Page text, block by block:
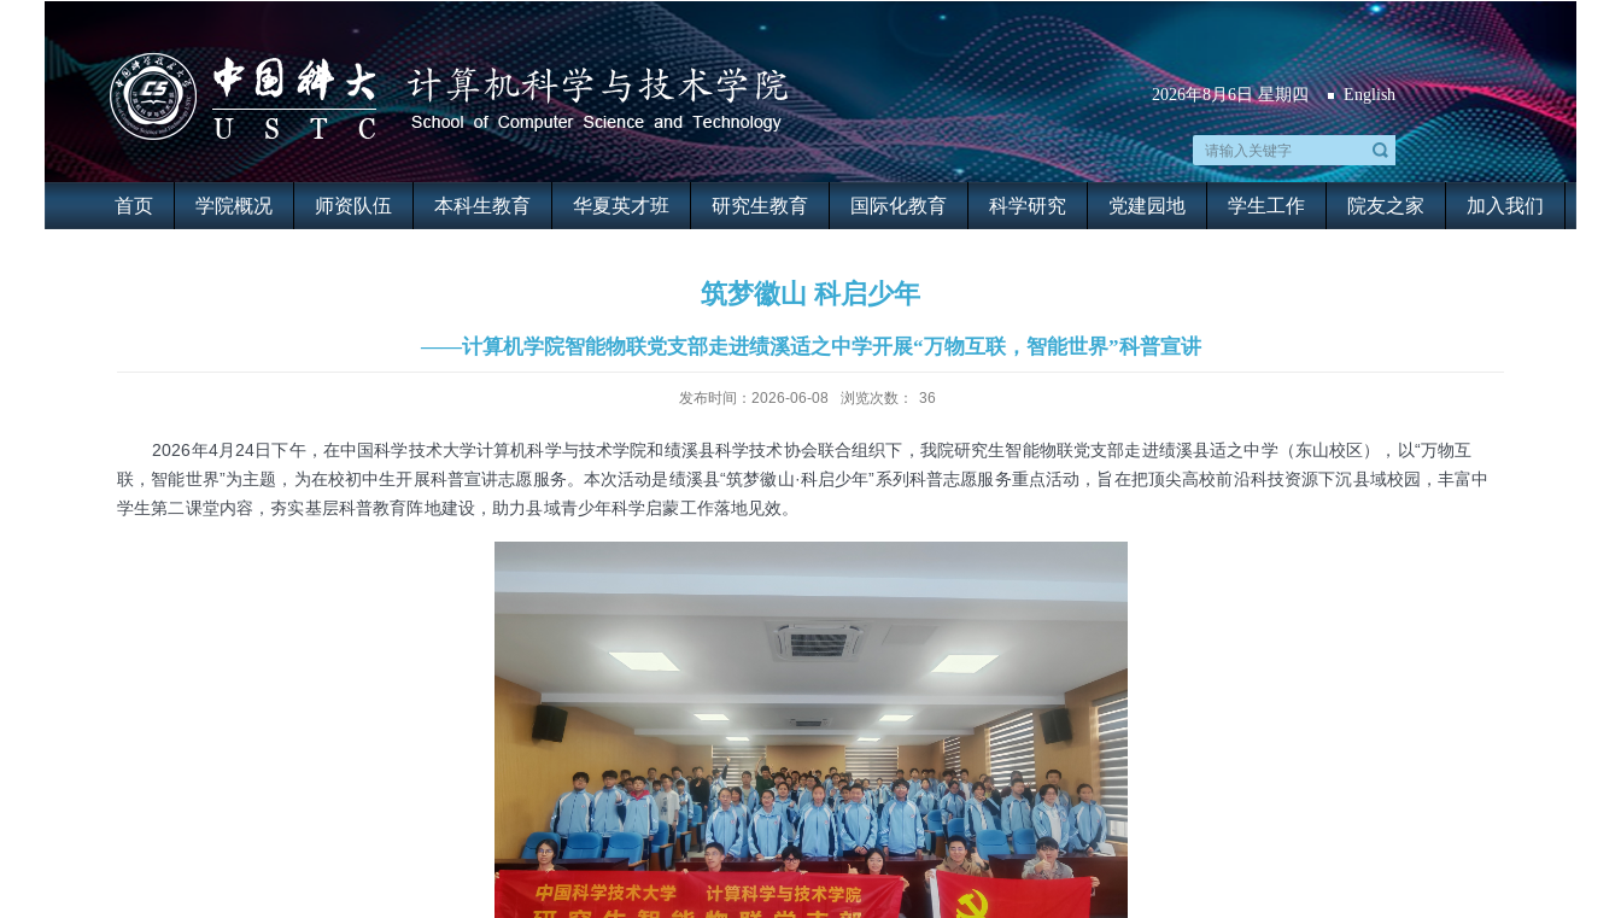
2026年8月6日 星期四 English
首页 学院概况 师资队伍 本科生教育 华夏英才班 研究生教育 国际化教育 科学研究 党建园地 学生工作 院友之家 加入我们
筑梦徽山 科启少年
——计算机学院智能物联党支部走进绩溪适之中学开展“万物互联，智能世界”科普宣讲
发布时间：2026-06-08 浏览次数： 36
2026年4月24日下午，在中国科学技术大学计算机科学与技术学院和绩溪县科学技术协会联合组织下，我院研究生智能物联党支部走进绩溪县适之中学（东山校区），以“万物互
联，智能世界”为主题，为在校初中生开展科普宣讲志愿服务。本次活动是绩溪县“筑梦徽山·科启少年”系列科普志愿服务重点活动，旨在把顶尖高校前沿科技资源下沉县域校园，丰富中
学生第二课堂内容，夯实基层科普教育阵地建设，助力县域青少年科学启蒙工作落地见效。